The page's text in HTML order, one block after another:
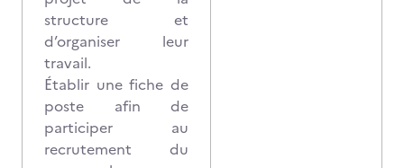
structure et
d’organiser leur
travail.
Établir une fiche de
poste afin de
participer au
recrutement du